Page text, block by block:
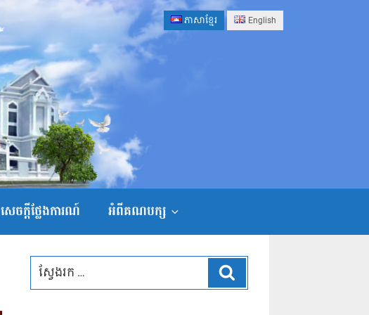
ភាសាខ្មែរ English
សេចក្ដីថ្លែងការណ៍ អំពីគណបក្ស